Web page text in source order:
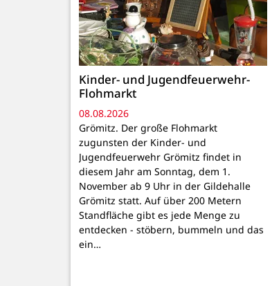
Kinder- und Jugendfeuerwehr-
Flohmarkt
08.08.2026
Grömitz. Der große Flohmarkt
zugunsten der Kinder- und
Jugendfeuerwehr Grömitz findet in
diesem Jahr am Sonntag, dem 1.
November ab 9 Uhr in der Gildehalle
Grömitz statt. Auf über 200 Metern
Standfläche gibt es jede Menge zu
entdecken - stöbern, bummeln und das
ein…